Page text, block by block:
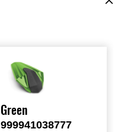
Green
999941038777